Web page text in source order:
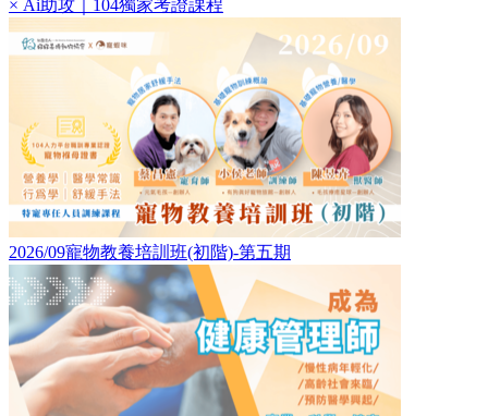
× Ai助攻｜104獨家考證課程
2026/09寵物教養培訓班(初階)-第五期